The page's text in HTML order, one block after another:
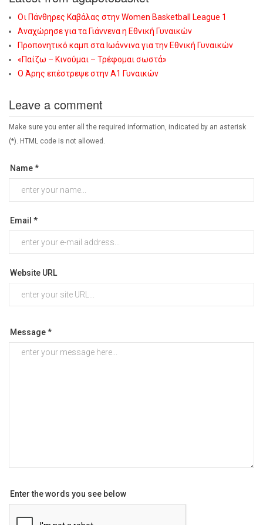
Οι Πάνθηρες Καβάλας στην Women Basketball League 1
Αναχώρησε για τα Γιάννενα η Εθνική Γυναικών
Προπονητικό καμπ στα Ιωάννινα για την Εθνική Γυναικών
«Παίζω – Κινούμαι – Τρέφομαι σωστά»
Ο Άρης επέστρεψε στην Α1 Γυναικών
Leave a comment
Make sure you enter all the required information, indicated by an asterisk
(*). HTML code is not allowed.
Name *
Email *
Website URL
Message *
Enter the words you see below